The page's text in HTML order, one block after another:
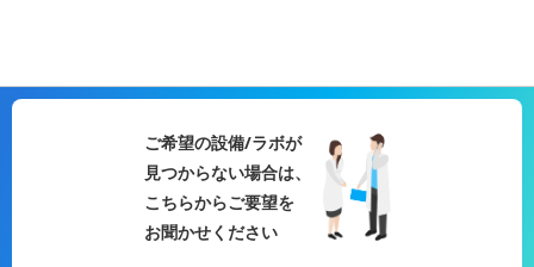
ご希望の設備/ラボが
見つからない場合は、
こちらからご要望を
お聞かせください